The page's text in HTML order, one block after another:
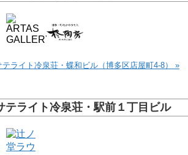
テライト冷泉荘・蝶和ビル（博多区店屋町4-8） »
テライト冷泉荘・駅前１丁目ビル